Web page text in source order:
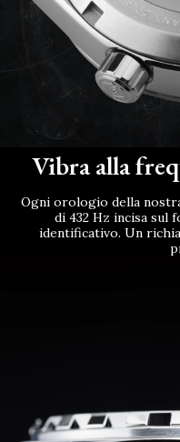
Vibra alla
Ogni orologio della
di 432 Hz incisa sul
identificativo. Un